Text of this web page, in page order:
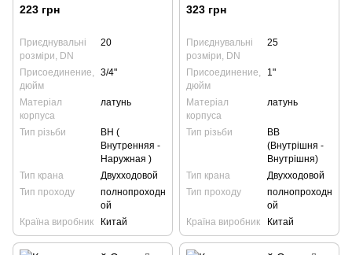
223 грн
Приєднувальні
розміри, DN
20
Присоединение,
дюйм
3/4"
Матеріал
корпуса
латунь
Тип різьби
ВН (
Внутренняя -
Наружная )
Тип крана
Двухходовой
Тип проходу
полнопроходн
ой
Країна виробник
Китай
323 грн
Приєднувальні
розміри, DN
25
Присоединение,
дюйм
1"
Матеріал
корпуса
латунь
Тип різьби
ВВ
(Внутрішня -
Внутрішня)
Тип крана
Двухходовой
Тип проходу
полнопроходн
ой
Країна виробник
Китай